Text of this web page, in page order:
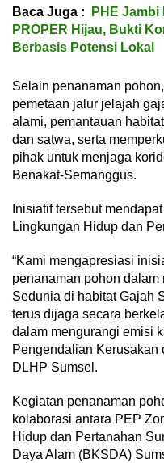
Baca Juga :
PHE Jambi
PROPER Hijau, Bukti
Berbasis Potensi Lokal
Selain penanaman
pemetaan jalur jelajah
alami, pemantauan
dan satwa, serta
pihak untuk menjaga
Benakat-Semanggus.
Inisiatif tersebut
Lingkungan Hidup dan
“Kami mengapresiasi
penanaman pohon
Sedunia di habitat Gajah
terus dijaga secara
dalam mengurangi emisi
Pengendalian Kerusakan
DLHP Sumsel.
Kegiatan penanaman
kolaborasi antara PEP
Hidup dan Pertanahan
Daya Alam (BKSDA)